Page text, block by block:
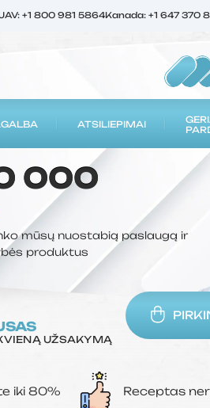
+1 800 981 5864Kanada: +1 647 370
ATSILIEPIMAI
000
mūsų nuostabią paslaugą ir
produktus
UŽSAKYMĄ
iki 80% Receptas